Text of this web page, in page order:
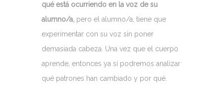
qué está ocurriendo en la voz de su
alumno/a,pero el alumno/a, tiene que
experimentar con su voz sin poner
demasiada cabeza. Una vez que el cuerpo
aprende, entonces ya sí podremos analizar
qué patrones han cambiado y por qué.